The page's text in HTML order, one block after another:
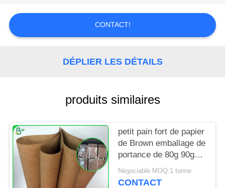
CAS
PRIVACY
POLICY
CONTACT!
DÉPLIER LES DÉTAILS
produits similaires
petit pain fort de papier
de Brown emballage de
portance de 80g 90g
pour le sac de Satchel
Négociable MOQ:1 tonne
CONTACT